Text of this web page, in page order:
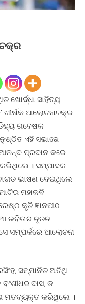
ଖୋର୍ଦ୍ଧା ସାହିତ୍ୟ
ଆଲୋଚନାଚକ୍ର
ଗବେଷକ
ଏହି ସଭାରେ
ପ୍ରଦାନ କରେ
କରିଥିଲେ । ସମ୍ପାଦକ
ଭାଷଣ ଦେଇଥିଲେ
ମହାକବି
କୃତି ଜ୍ଞାନପୀଠ
କବିତାର ନୂତନ
ସମ୍ପର୍କରେ ଆଲୋଚନା
ସମ୍ମାନିତ ଅତିଥି
ଦାସ, ଡ.
ମତବ୍ୟକ୍ତ କରିଥିଲେ ।